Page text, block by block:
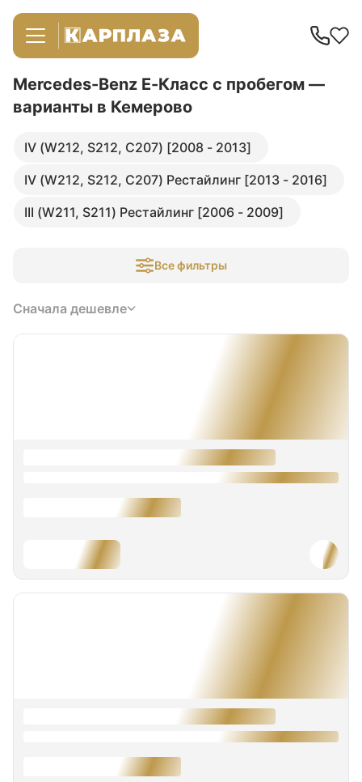
Mercedes-Benz E-Класс с пробегом —
варианты в Кемерово
IV (W212, S212, C207) [2008 - 2013]
IV (W212, S212, C207) Рестайлинг [2013 - 2016]
III (W211, S211) Рестайлинг [2006 - 2009]
Все фильтры
Сначала дешевле